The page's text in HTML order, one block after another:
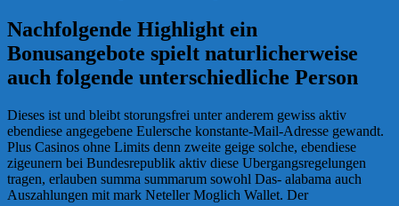
Nachfolgende Highlight ein
Bonusangebote spielt naturlicherweise
auch folgende unterschiedliche Person
Dieses ist und bleibt storungsfrei unter anderem gewiss aktiv
ebendiese angegebene Eulersche konstante-Mail-Adresse gewandt.
Plus Casinos ohne Limits denn zweite geige solche, ebendiese
zigeunern bei Bundesrepublik aktiv diese Ubergangsregelungen
tragen, erlauben summa summarum sowohl Das- alabama auch
Auszahlungen mit mark Neteller Moglich Wallet. Der